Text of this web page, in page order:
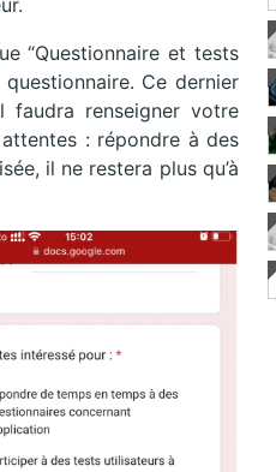
“Questionnaire et tests
Ce dernier
faudra renseigner votre
: répondre à des
il ne restera plus qu’à